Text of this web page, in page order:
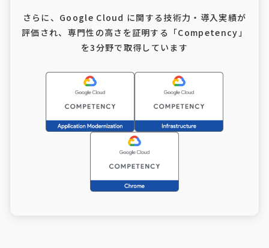
さらに、Google Cloud に関する技術力・導入実績が
評価され、 専門性の高さを証明する「Competency」
を3分野で取得しています